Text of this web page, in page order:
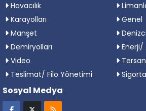
Havacılık
Karayolları
Genel
Manşet
Demiryolları
Enerji/
Video
Teslimat/ Filo Yönetimi
Sigorta
Sosyal Medya